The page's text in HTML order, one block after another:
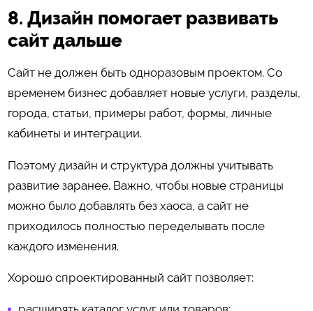
8. Дизайн помогает развивать
сайт дальше
Сайт не должен быть одноразовым проектом. Со
временем бизнес добавляет новые услуги, разделы,
города, статьи, примеры работ, формы, личные
кабинеты и интеграции.
Поэтому дизайн и структура должны учитывать
развитие заранее. Важно, чтобы новые страницы
можно было добавлять без хаоса, а сайт не
приходилось полностью переделывать после
каждого изменения.
Хорошо спроектированный сайт позволяет: